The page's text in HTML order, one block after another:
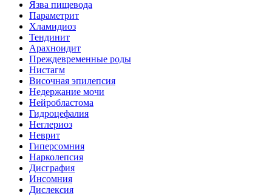
Язва пищевода
Параметрит
Хламидиоз
Тендинит
Арахноидит
Преждевременные роды
Нистагм
Височная эпилепсия
Недержание мочи
Нейробластома
Гидроцефалия
Неглериоз
Неврит
Гиперсомния
Нарколепсия
Дисграфия
Инсомния
Дислексия